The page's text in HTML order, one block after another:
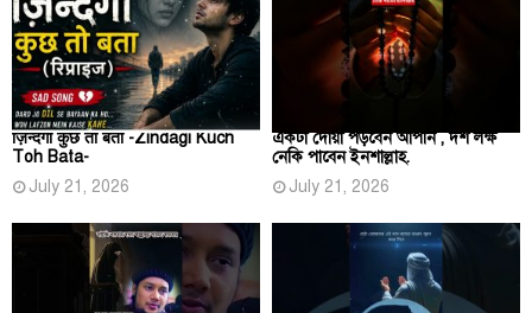
ज़िन्दगी कुछ तो बता -Zindagi Kuch
Toh Bata-
July 21, 2026
একটা দোয়া পড়বেন আপনি , দশ লক্ষ
নেকি পাবেন ইনশাল্লাহ.
July 21, 2026